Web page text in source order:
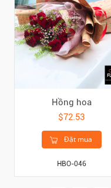
Hồng hoa
$72.53
Đặt mua
HBO-046